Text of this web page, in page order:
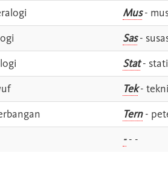
Mus-
Sas-
Stat-
Tek-
Tern-
-- -